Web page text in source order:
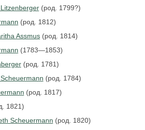
(род. 1799?)
(род. 1812)
Assmus(род. 1814)
(1783—1853)
(род. 1781)
(род. 1784)
(род. 1817)
1821)
Scheuermann (род. 1820)